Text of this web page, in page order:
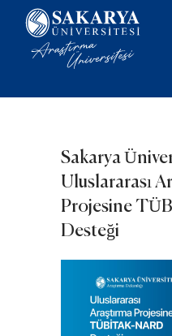
Sakarya
Uluslararası
Projesine
Desteği